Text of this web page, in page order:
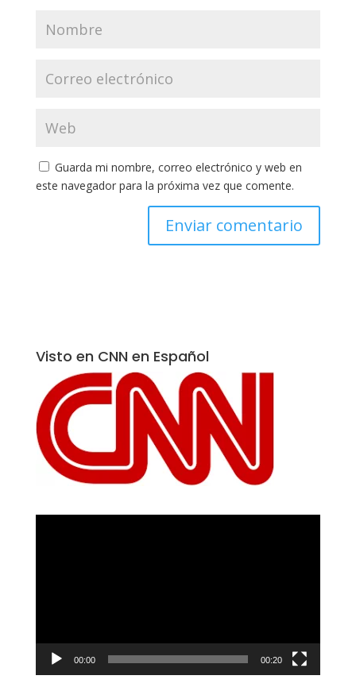
Guarda mi nombre, correo electrónico y web en
este navegador para la próxima vez que comente.
Visto en CNN en Español
00:00 00:20